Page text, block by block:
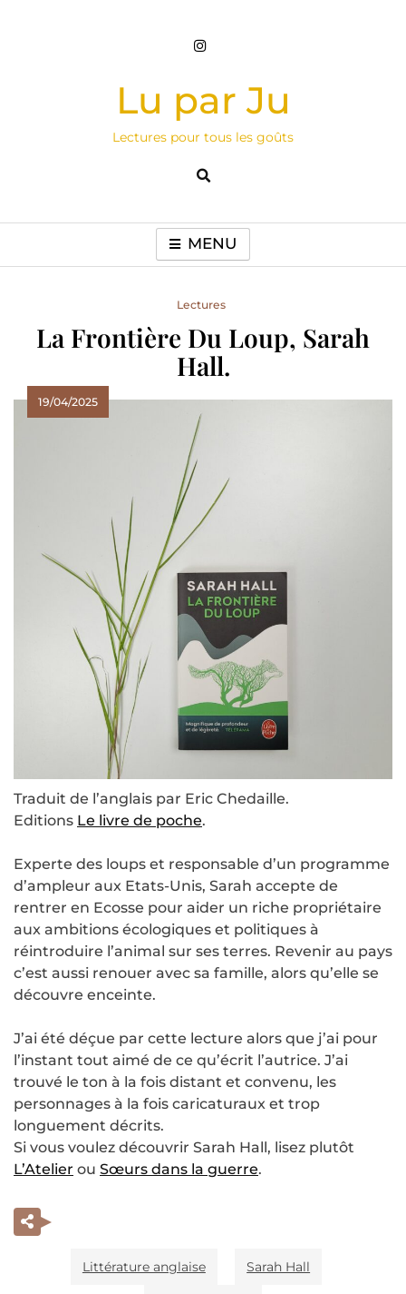
Lu par Ju
Lectures pour tous les goûts
MENU
Lectures
La Frontière Du Loup, Sarah
Hall.
19/04/2025
Traduit de l’anglais par Eric Chedaille.
Editions Le livre de poche.
Experte des loups et responsable d’un programme
d’ampleur aux Etats-Unis, Sarah accepte de
rentrer en Ecosse pour aider un riche propriétaire
aux ambitions écologiques et politiques à
réintroduire l’animal sur ses terres. Revenir au pays
c’est aussi renouer avec sa famille, alors qu’elle se
découvre enceinte.
J’ai été déçue par cette lecture alors que j’ai pour
l’instant tout aimé de ce qu’écrit l’autrice. J’ai
trouvé le ton à la fois distant et convenu, les
personnages à la fois caricaturaux et trop
longuement décrits.
Si vous voulez découvrir Sarah Hall, lisez plutôt
L’Atelier ou Sœurs dans la guerre.
Littérature anglaise Sarah Hall